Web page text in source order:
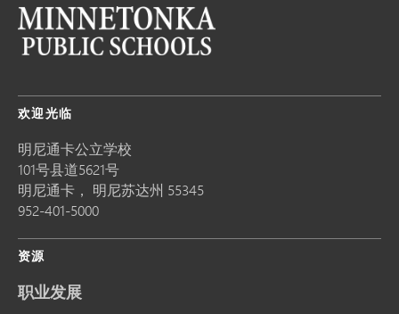
欢迎光临
明尼通卡公立学校
101号县道5621号
明尼通卡， 明尼苏达州 55345
952-401-5000
资源
职业发展